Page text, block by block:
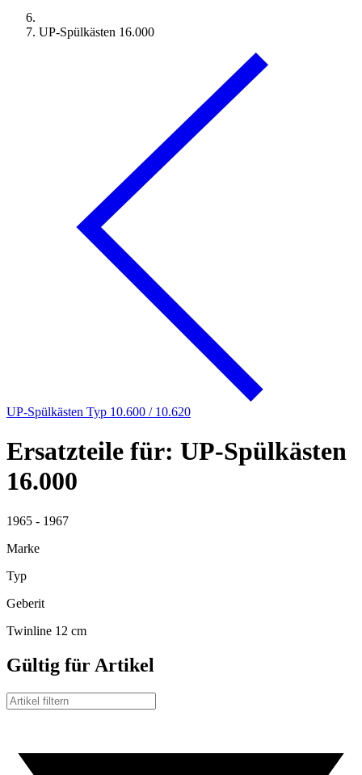
UP-Spülkästen 16.000
UP-Spülkästen Typ 10.600 / 10.620
Ersatzteile für: UP-Spülkästen
16.000
1965 - 1967
Marke
Typ
Geberit
Twinline 12 cm
Gültig für Artikel